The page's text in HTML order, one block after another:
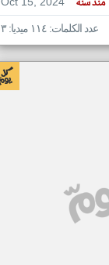
عدد الكلمات: ١١٤ ميديا: ٣